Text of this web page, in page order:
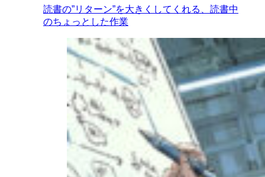
読書の”リターン”を大きくしてくれる、読書中
のちょっとした作業